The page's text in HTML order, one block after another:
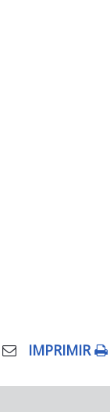
IMPRIMIR